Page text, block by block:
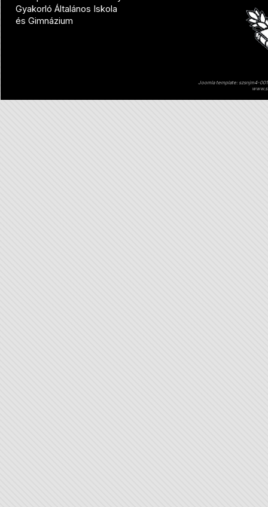
Gyakorló Általános Iskola
és Gimnázium
Joomla template: szsnjm4-